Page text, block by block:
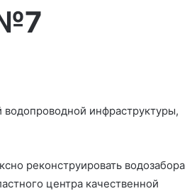
инфраструктуры,
реконструировать водозабора
центра качественной